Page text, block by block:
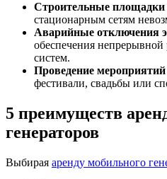
Строительные площадки
стационарным сетям
Аварийные отключения
обеспечения
систем.
Проведение
фестивали, свадьбы или
5 преимуществ
генераторов
Выбирая аренду мобильного